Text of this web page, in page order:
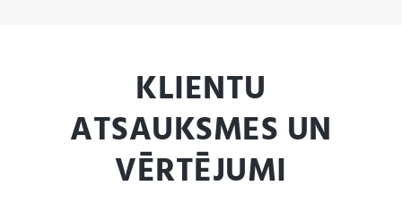
KLIENTU
ATSAUKSMES UN
VĒRTĒJUMI